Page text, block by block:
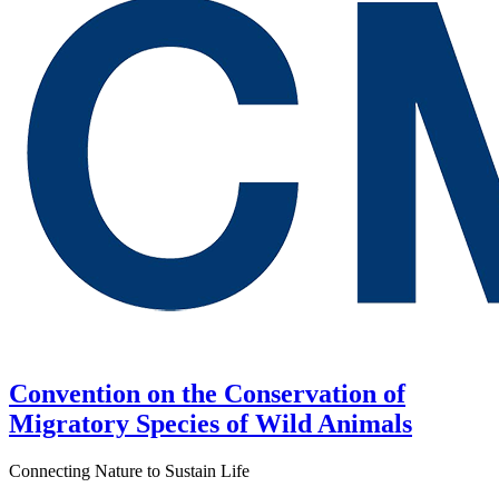
Convention on the Conservation of
Migratory Species of Wild Animals
Connecting Nature to Sustain Life